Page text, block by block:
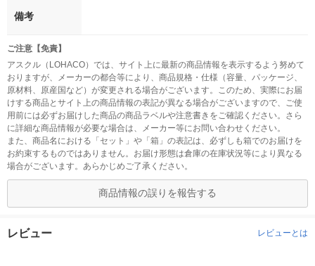
備考
ご注意【免責】
アスクル（LOHACO）では、サイト上に最新の商品情報を表示するよう努めて
おりますが、メーカーの都合等により、商品規格・仕様（容量、パッケージ、
原材料、原産国など）が変更される場合がございます。このため、実際にお届
けする商品とサイト上の商品情報の表記が異なる場合がございますので、ご使
用前には必ずお届けした商品の商品ラベルや注意書きをご確認ください。さら
に詳細な商品情報が必要な場合は、メーカー等にお問い合わせください。
また、商品名における「セット」や「箱」の表記は、必ずしも箱でのお届けを
お約束するものではありません。お届け形態は倉庫の在庫状況等により異なる
場合がございます。あらかじめご了承ください。
商品情報の誤りを報告する
レビュー レビューとは